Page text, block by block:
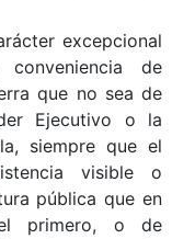
excepcional
de
que no sea de
Ejecutivo o la
siempre que el
visible o
pública que en
primero, o de